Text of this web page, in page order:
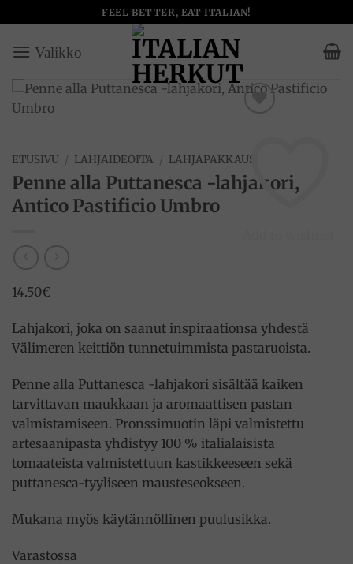
to
content
FEEL BETTER, EAT ITALIAN!
ETUSIVU / LAHJAIDEOITA / LAHJAPAKKAUS
Penne alla Puttanesca -lahjakori,
Antico Pastificio Umbro
14.50€
Lahjakori, joka on saanut inspiraationsa yhdestä
Välimeren keittiön tunnetuimmista pastaruoista.
Penne alla Puttanesca -lahjakori sisältää kaiken
tarvittavan maukkaan ja aromaattisen pastan
valmistamiseen. Pronssimuotin läpi valmistettu
artesaanipasta yhdistyy 100 % italialaisista
tomaateista valmistettuun kastikkeeseen sekä
puttanesca-tyyliseen mausteseokseen.
Mukana myös käytännöllinen puulusikka.
Varastossa